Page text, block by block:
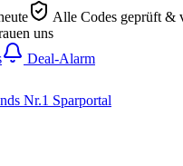
Alle Codes geprüft &
uns
Deal-Alarm
Nr.1 Sparportal